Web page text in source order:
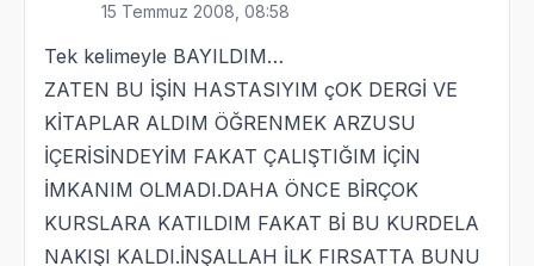
15 Temmuz 2008, 08:58
Tek kelimeyle BAYILDIM…
ZATEN BU İŞİN HASTASIYIM çOK DERGİ VE
KİTAPLAR ALDIM ÖĞRENMEK ARZUSU
İÇERİSİNDEYİM FAKAT ÇALIŞTIĞIM İÇİN
İMKANIM OLMADI.DAHA ÖNCE BİRÇOK
KURSLARA KATILDIM FAKAT Bİ BU KURDELA
NAKIŞI KALDI.İNŞALLAH İLK FIRSATTA BUNU